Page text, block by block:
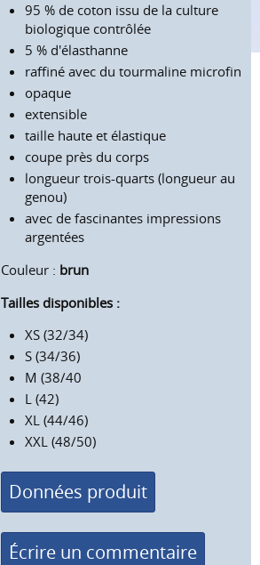
95 % de coton issu de la culture
biologique contrôlée
5 % d'élasthanne
raffiné avec du tourmaline microfin
opaque
extensible
taille haute et élastique
coupe près du corps
longueur trois-quarts (longueur au
genou)
avec de fascinantes impressions
argentées
Couleur : brun
Tailles disponibles :
XS (32/34)
S (34/36)
M (38/40
L (42)
XL (44/46)
XXL (48/50)
Données produit
Écrire un commentaire